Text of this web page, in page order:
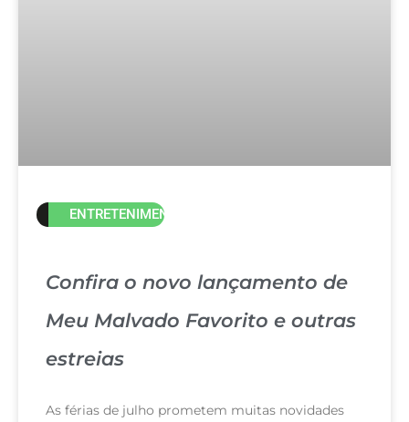
ENTRETENIMENTO
Confira o novo lançamento de
Meu Malvado Favorito e outras
estreias
As férias de julho prometem muitas novidades